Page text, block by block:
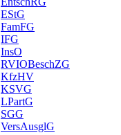
EStG
FamFG
IFG
InsO
RVIOBeschZG
KfzHV
KSVG
LPartG
SGG
VersAusglG